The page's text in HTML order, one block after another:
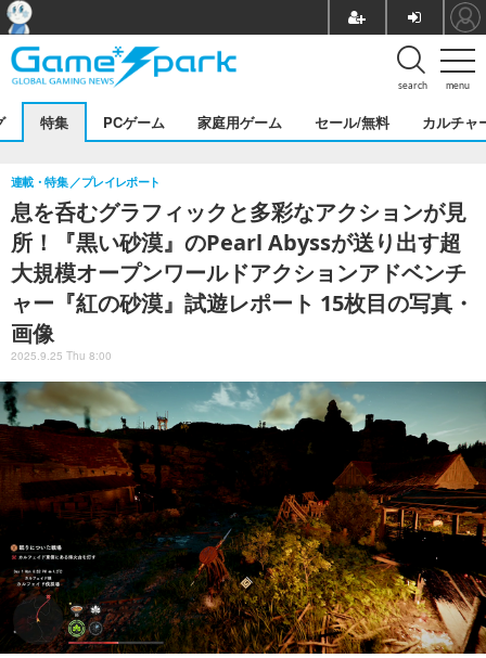
menu
search
特集 PCゲーム 家庭用ゲーム セール/無料 カルチャ
息を呑むグラフィックと多彩なアクションが見
所！『黒い砂漠』のPearl Abyssが送り出す超
大規模オープンワールドアクションアドベンチ
ャー『紅の砂漠』試遊レポート 15枚目の写真・
画像
連載・特集 プレイレポート
2025.9.25 Thu 8:00